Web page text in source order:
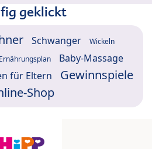
geklickt
Schwanger Wickeln
Ernährungsplan Baby-Massage
für Eltern
Gewinnspiele
Shop